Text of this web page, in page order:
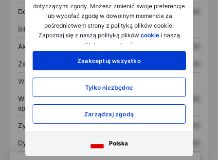
dotyczącymi zgody. Możesz zmienić swoje preferencje
lub wycofać zgodę w dowolnym momencie za
pośrednictwem strony z polityką plików cookie.
Zapoznaj się z naszą polityką plików cookiei naszą
polityką
prywatności
Zaakceptuj wszystko
Tylko niezbędne
Zarządzaj zgodą
Polska
Dochód netto XXXXXXX
Bilans
Aktywa ogółem XXXXXXX
Zadłużenie ogółem XXXXXXX
Wskaźniki
Współczynnik cena do
sprzedaży
XXXXXXX XXXXXXX
Zysk na akcję XXXXXXX XXXXXXX
Dywidenda na akcję XXXXXXX